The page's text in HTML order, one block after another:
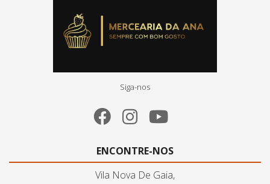
Siga-nos
ENCONTRE-NOS
Vila Nova De Gaia,